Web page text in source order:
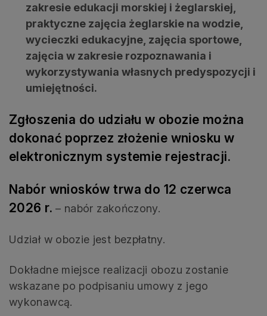
zakresie edukacji morskiej i żeglarskiej
praktyczne zajęcia żeglarskie na wodzie,
wycieczki edukacyjne, zajęcia sportowe,
zajęcia w zakresie rozpoznawania i
wykorzystywania własnych predyspozycji i
umiejętności.
Zgłoszenia do udziału w obozie można
dokonać poprzez złożenie wniosku w
elektronicznym systemie rejestracji.
Nabór wniosków trwa do 12 czerwca
2026 r. – nabór zakończony.
Udział w obozie jest bezpłatny.
Dokładne miejsce realizacji obozu zostanie
wskazane po podpisaniu umowy z jego
wykonawcą.